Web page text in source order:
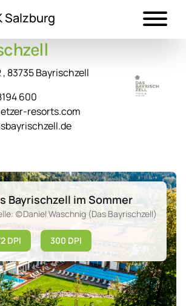
Salzburg
83735 Bayrischzell
600
resorts.com
Bayrischzell im Sommer
(c)Daniel Waschnig (Das Bayrischzell)
DPI 300 DPI